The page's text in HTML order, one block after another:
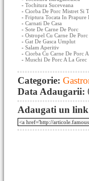
- Tochitura Suceveana
- Ciorba De Porc Mistret Si
- Friptura Tocata In Prapure
- Carnati De Casa
- Sote De Carne De Porc
- Ostropel Cu Carne De Porc
- Gat De Gasca Umplut
- Salam Aperitiv
- Ciorba Cu Carne De Porc
- Muschi De Porc A La Grec
Categorie:
Data Adaugarii:
Adaugati un link